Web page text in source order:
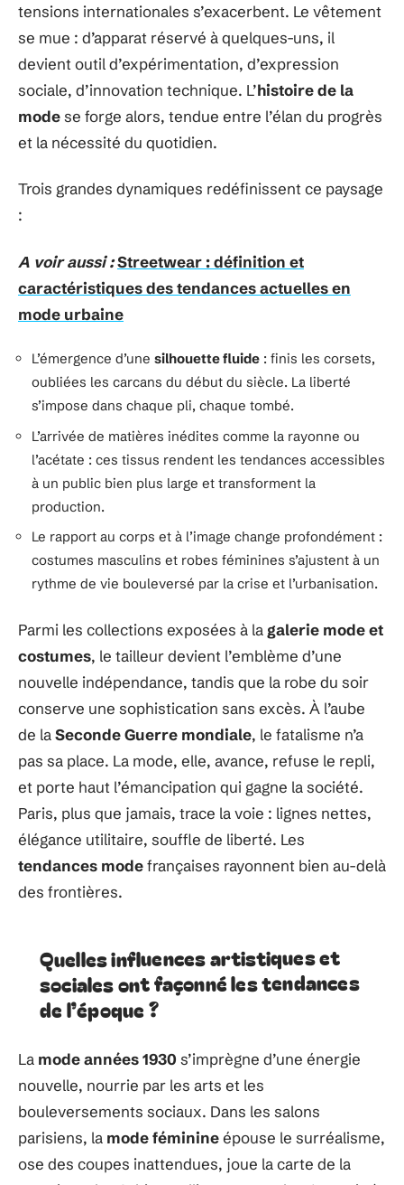
tensions internationales s’exacerbent. Le vêtement
se mue : d’apparat réservé à quelques-uns, il
devient outil d’expérimentation, d’expression
sociale, d’innovation technique. L’histoire de la
modese forge alors, tendue entre l’élan du progrès
et la nécessité du quotidien.
Trois grandes dynamiques redéfinissent ce paysage
:
A voir aussi :Streetwear : définition et
caractéristiques des tendances actuelles en
mode urbaine
L’émergence d’une silhouette fluide : finis les corsets,
oubliées les carcans du début du siècle. La liberté
s’impose dans chaque pli, chaque tombé.
L’arrivée de matières inédites comme la rayonne ou
l’acétate : ces tissus rendent les tendances accessibles
à un public bien plus large et transforment la
production.
Le rapport au corps et à l’image change profondément :
costumes masculins et robes féminines s’ajustent à un
rythme de vie bouleversé par la crise et l’urbanisation.
Parmi les collections exposées à la galerie mode et
costumes, le tailleur devient l’emblème d’une
nouvelle indépendance, tandis que la robe du soir
conserve une sophistication sans excès. À l’aube
de laSeconde Guerre mondiale, le fatalisme n’a
pas sa place. La mode, elle, avance, refuse le repli,
et porte haut l’émancipation qui gagne la société.
Paris, plus que jamais, trace la voie : lignes nettes,
élégance utilitaire, souffle de liberté. Les
tendances modefrançaises rayonnent bien au-delà
des frontières.
Quelles influences artistiques et
sociales ont façonné les tendances
de l’époque ?
La mode années 1930 s’imprègne d’une énergie
nouvelle, nourrie par les arts et les
bouleversements sociaux. Dans les salons
parisiens, la mode féminineépouse le surréalisme,
ose des coupes inattendues, joue la carte de la